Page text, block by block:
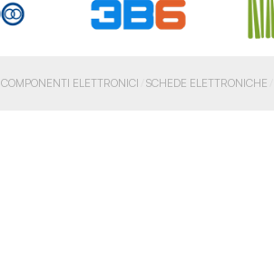
COMPONENTI ELETTRONICI SCHEDE ELETTRONICHE